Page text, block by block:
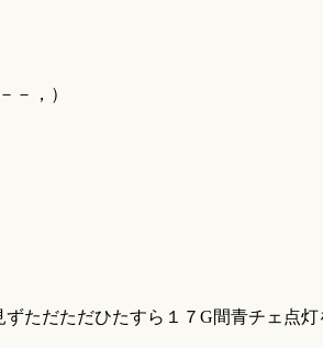
－，）
ただただひたすら１７G間青チェ点